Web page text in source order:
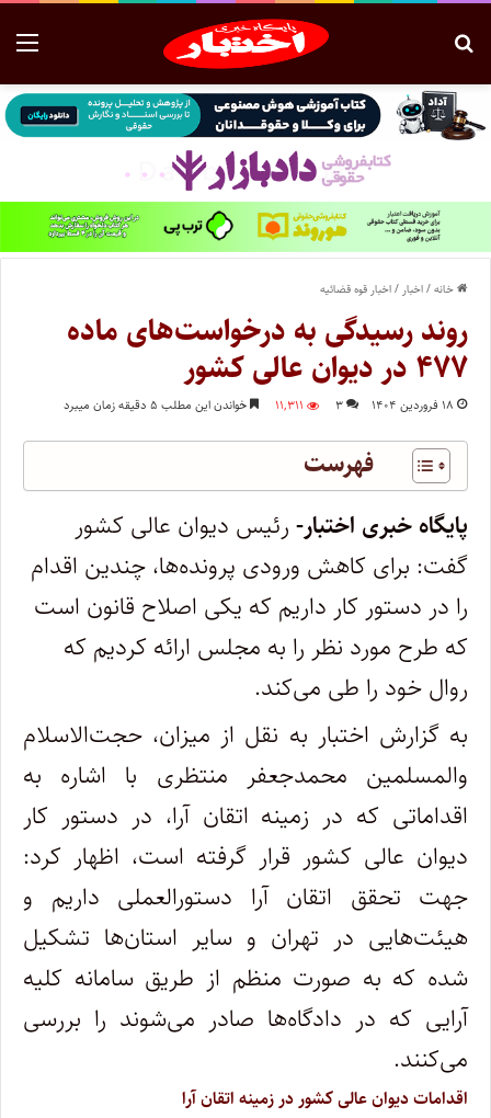
خانه/اخبار /اخبار قوه قضائیه
روند رسیدگی به درخواست‌های ماده
۴۷۷ در دیوان عالی کشور
۱۸ فروردین ۱۴۰۴ ۳ ۱۱,۳۱۱ خواندن این مطلب ۵ دقیقه زمان میبرد
فهرست
پایگاه خبری اختبار- رئیس دیوان عالی کشور
گفت: برای کاهش ورودی پرونده‌ها، چندین اقدام
را در دستور کار داریم که یکی اصلاح قانون است
که طرح مورد نظر را به مجلس ارائه کردیم که
روال خود را طی می‌کند.
به گزارش اختبار به نقل از میزان، حجت‌الاسلام
والمسلمین محمدجعفر منتظری با اشاره به
اقداماتی که در زمینه اتقان آرا، در دستور کار
دیوان عالی کشور قرار گرفته است، اظهار کرد:
جهت تحقق اتقان آرا دستورالعملی داریم و
هیئت‌هایی در تهران و سایر استان‌ها تشکیل
شده که به صورت منظم از طریق سامانه کلیه
آرایی که در دادگاه‌ها صادر می‌شوند را بررسی
می‌کنند.
اقدامات دیوان عالی کشور در زمینه اتقان آرا